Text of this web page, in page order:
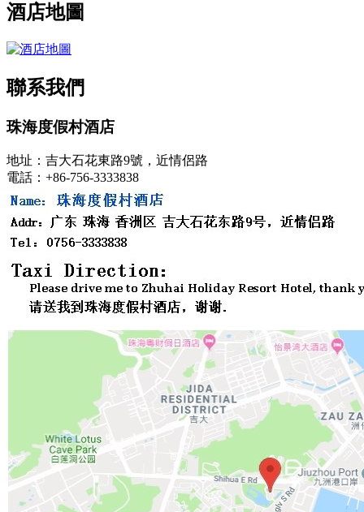
酒店地圖
聯系我們
珠海度假村酒店
地址：吉大石花東路9號，近情侶路
電話：+86-756-3333838